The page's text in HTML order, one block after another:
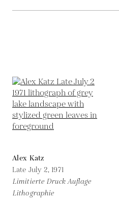
Alex Katz
Late July 2, 1971
Limitierte Druck Auflage
Lithographie